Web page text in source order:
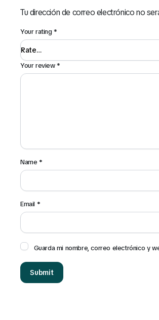
Tu dirección de correo electrónico no
Your rating*
Your review*
Name*
Email *
Guarda mi nombre, correo electrónico y